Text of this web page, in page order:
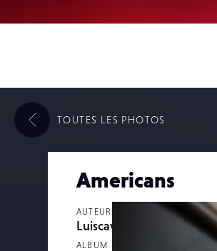
Americans
AUTEUR
Luiscavaco
ALBUM
TOUTES LES PHOTOS